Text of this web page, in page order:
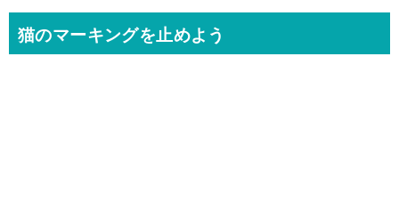
猫のマーキングを止めよう